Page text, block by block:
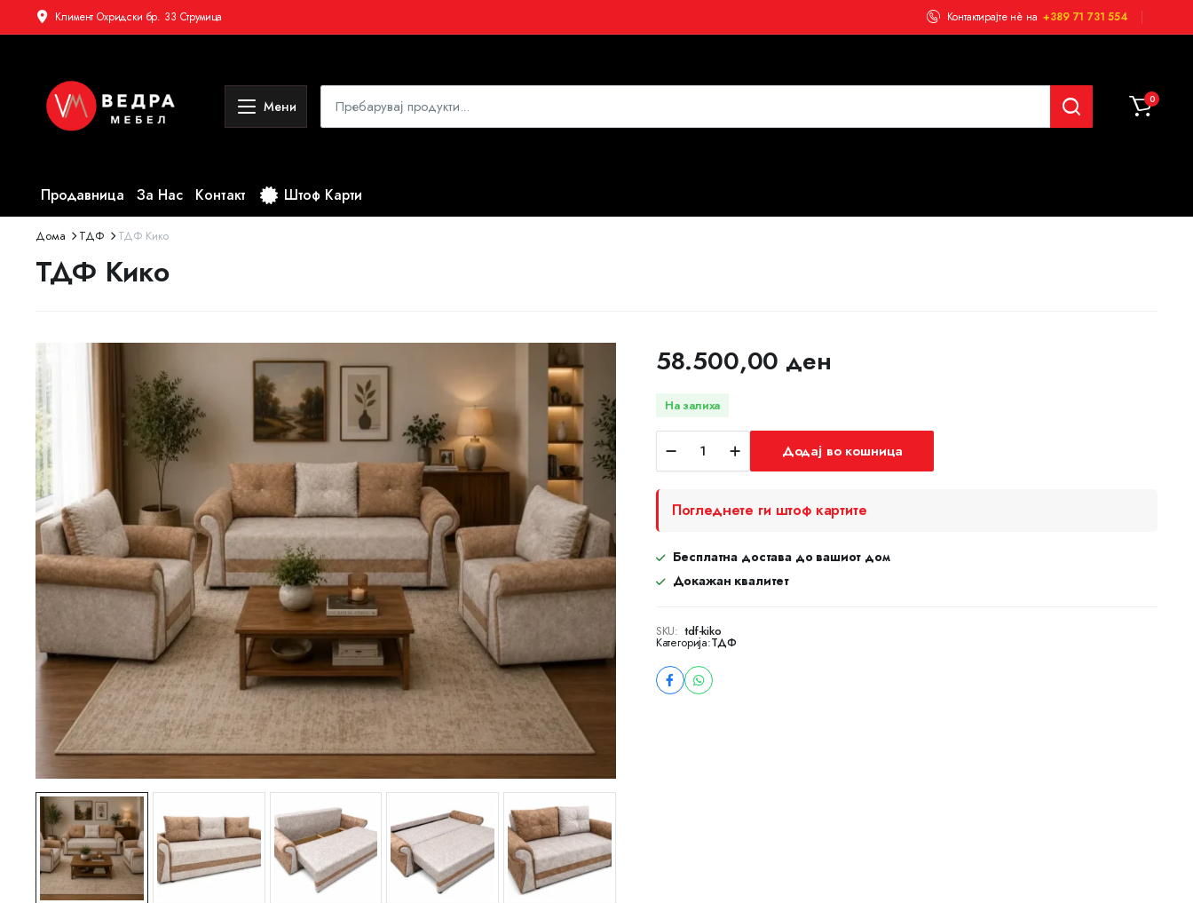
Климент Охридски бр. 33 Струмица Контактирајте нѐ на +389 71 731 554
Мени 0
Продавница За Нас Контакт Штоф Карти
Дома ТДФ ТДФ Кико
ТДФ Кико
58.500,00 ден
На залиха
Кико
quantity
Додај во кошница
Погледнете ги штоф картите
Бесплатна достава до вашиот дом
Докажан квалитет
SKU: tdf-kiko
Категорија:ТДФ